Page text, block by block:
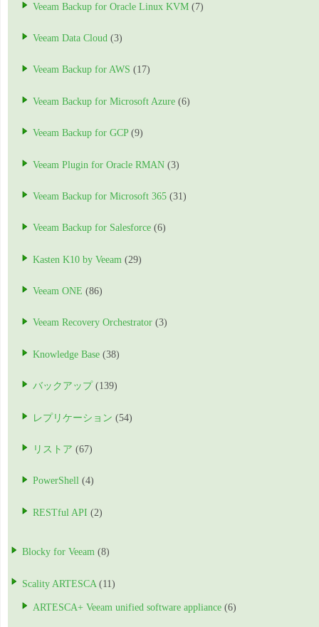
Veeam Backup for Oracle Linux KVM (7)
Veeam Data Cloud (3)
Veeam Backup for AWS (17)
Veeam Backup for Microsoft Azure (6)
Veeam Backup for GCP(9)
Veeam Plugin for Oracle RMAN (3)
Veeam Backup for Microsoft 365 (31)
Veeam Backup for Salesforce (6)
Kasten K10 by Veeam (29)
Veeam ONE (86)
Veeam Recovery Orchestrator (3)
Knowledge Base (38)
バックアップ (139)
レプリケーション (54)
リストア (67)
PowerShell (4)
RESTful API (2)
Blocky for Veeam (8)
Scality ARTESCA (11)
ARTESCA+ Veeam unified software appliance (6)